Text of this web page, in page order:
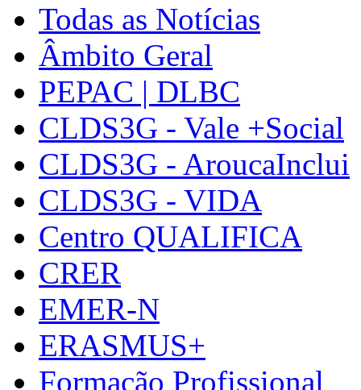
Todas as Notícias
Âmbito Geral
PEPAC | DLBC
CLDS3G - Vale +Social
CLDS3G - AroucaInclui
CLDS3G - VIDA
Centro QUALIFICA
CRER
EMER-N
ERASMUS+
Formação Profissional